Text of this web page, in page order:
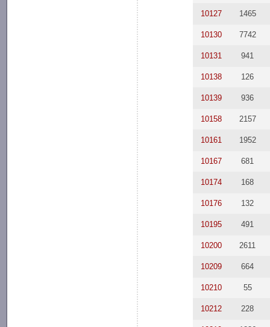
10127 1465
10130 7742
10131 941
10138 126
10139 936
10158 2157
10161 1952
10167 681
10174 168
10176 132
10195 491
10200 2611
10209 664
10210 55
10212 228